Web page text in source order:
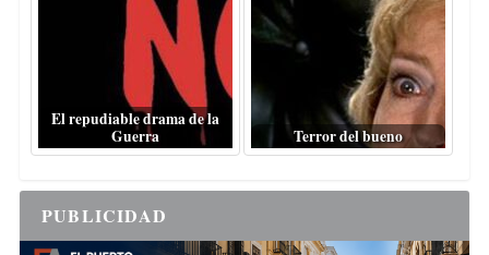
El repudiable drama de la
Guerra
Terror del bueno
PUBLICIDAD